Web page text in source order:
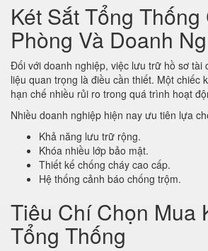
Két Sắt Tổng Thống
Phòng Và Doanh
Đối với doanh nghiệp, việc lưu trữ hồ sơ tài
liệu quan trọng là điều cần thiết. Một chiếc
hạn chế nhiều rủi ro trong quá trình hoạt
Nhiều doanh nghiệp hiện nay ưu tiên lựa
Khả năng lưu trữ rộng.
Khóa nhiều lớp bảo mật.
Thiết kế chống cháy cao cấp.
Hệ thống cảnh báo chống trộm.
Tiêu Chí Chọn Mua
Tổng Thống